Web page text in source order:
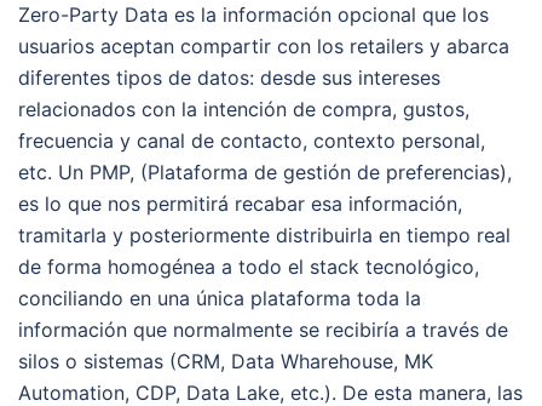
Zero-Party Data es la información opcional que los
usuarios aceptan compartir con los retailers y abarca
diferentes tipos de datos: desde sus intereses
relacionados con la intención de compra, gustos,
frecuencia y canal de contacto, contexto personal,
etc. Un PMP, (Plataforma de gestión de preferencias),
es lo que nos permitirá recabar esa información,
tramitarla y posteriormente distribuirla en tiempo real
de forma homogénea a todo el stack tecnológico,
conciliando en una única plataforma toda la
información que normalmente se recibiría a través de
silos o sistemas (CRM, Data Wharehouse, MK
Automation, CDP, Data Lake, etc.). De esta manera, las